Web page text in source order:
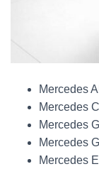
Mercedes
Mercedes
Mercedes
Mercedes
Mercedes